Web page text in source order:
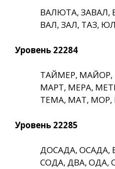
ВАЛЮТА, ЗАВАЛ,
ВАЛ, ЗАЛ, ТАЗ,
Уровень 22284
ТАЙМЕР,
МАРТ, МЕРА,
ТЕМА, МАТ, МОР,
Уровень 22285
ДОСАДА, ОСАДА,
СОДА, ДВА, ОДА,